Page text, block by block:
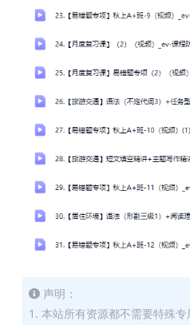
声明：
1. 本站所有资源都不需要特殊专